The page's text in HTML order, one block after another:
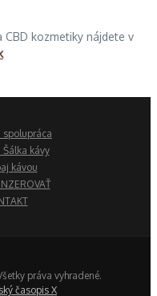
CBD kozmetiky nájdete v
spolupráca
kávy
kávou
práva vyhradené.
časopis X